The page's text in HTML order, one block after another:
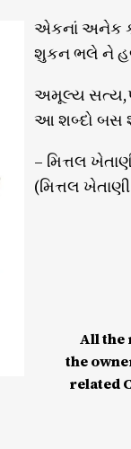
એકનાં અનેક
શુકન ભલે ને
અમૂલ્ય
આ શબ્દો બસ
– મિત્તલ
(મિત્તલ ખેતાણી
All the
the
related